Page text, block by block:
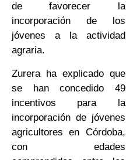
de favorecer la
incorporación de los
jóvenes a la actividad
agraria.
Zurera ha explicado que
se han concedido 49
incentivos para la
incorporación de jóvenes
agricultores en Córdoba,
con edades